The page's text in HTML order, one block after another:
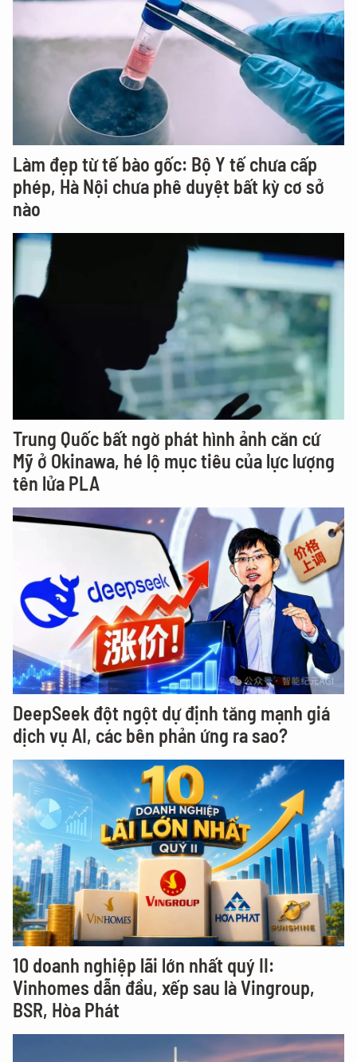
Làm đẹp từ tế bào gốc: Bộ Y tế chưa cấp
phép, Hà Nội chưa phê duyệt bất kỳ cơ sở
nào
Trung Quốc bất ngờ phát hình ảnh căn cứ
Mỹ ở Okinawa, hé lộ mục tiêu của lực lượng
tên lửa PLA
DeepSeek đột ngột dự định tăng mạnh giá
dịch vụ AI, các bên phản ứng ra sao?
10 doanh nghiệp lãi lớn nhất quý II:
Vinhomes dẫn đầu, xếp sau là Vingroup,
BSR, Hòa Phát